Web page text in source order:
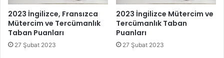
2023 İngilizce, Fransızca
Mütercim ve Tercümanlık
Taban Puanları
27 Şubat 2023
2023 İngilizce Mütercim ve
Tercümanlık Taban
Puanları
27 Şubat 2023